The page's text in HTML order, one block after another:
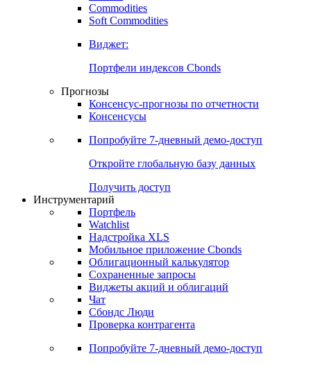
Commodities
Золото
Бензин
Soft Commodities
Виджет:
Портфели индексов Cbonds
Прогнозы
Консенсусы
Попробуйте7-дневный
Откройте глобальную базу данных
Получить доступ
Инструментарий
Портфель
Watchlist
Надстройка XLS
Мобильное приложение Cbonds
Облигационный калькулятор
Сохраненные запросы
Чат